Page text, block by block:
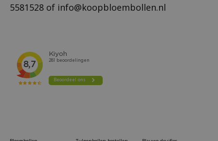
5581528 of info@koopbloembollen.nl